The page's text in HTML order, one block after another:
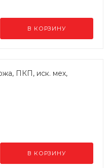
В КОРЗИНУ
ПКП, иск. мех,
В КОРЗИНУ